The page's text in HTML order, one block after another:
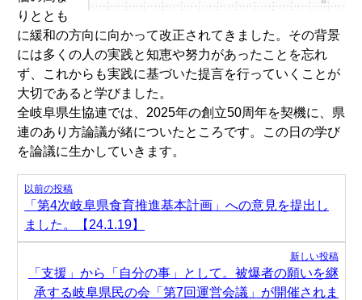
りととも
に緩和の方向に向かって改正されてきました。その背景
には多くの人の実践と知恵や努力があったことを忘れ
ず、これからも実践に基づいた提言を行っていくことが
大切であると学びました。
全岐阜県生協連では、2025年の創立50周年を契機に、県
連のあり方論議が緒についたところです。この日の学び
を論議に生かしていきます。
投
ナ
ビ
ー
以前の投稿
「第4次岐阜県食育推進基本計画」への意見を提出し
ました。【24.1.19】
新しい投稿
「支援」から「自分の事」として。被爆者の願いを継
承する岐阜県民の会「第7回運営会議」が開催されま